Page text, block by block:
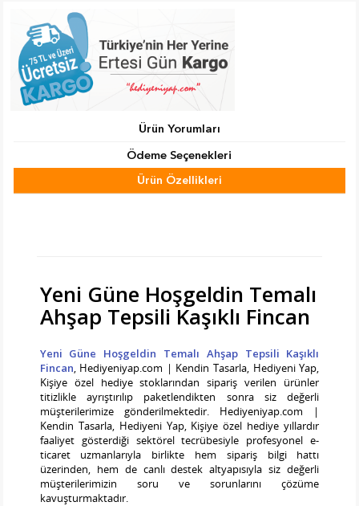
Ürün Özellikleri
Ürün Yorumları
Ödeme Seçenekleri
Tab Başlık 2
Yeni Güne Hoşgeldin Temalı
Ahşap Tepsili Kaşıklı Fincan
Yeni Güne Hoşgeldin Temalı Ahşap Tepsili Kaşıklı
Fincan, Hediyeniyap.com | Kendin Tasarla, Hediyeni Yap,
Kişiye özel hediye stoklarından sipariş verilen ürünler
titizlikle ayrıştırılıp paketlendikten sonra siz değerli
müşterilerimize gönderilmektedir. Hediyeniyap.com |
Kendin Tasarla, Hediyeni Yap, Kişiye özel hediye yıllardır
faaliyet gösterdiği sektörel tecrübesiyle profesyonel e-
ticaret uzmanlarıyla birlikte hem sipariş bilgi hattı
üzerinden, hem de canlı destek altyapısıyla siz değerli
müşterilerimizin soru ve sorunlarını çözüme
kavuşturmaktadır.